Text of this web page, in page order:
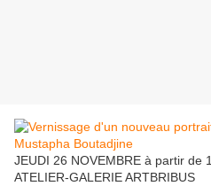
JEUDI 26 NOVEMBRE à partir de
ATELIER-GALERIE ARTBRIBUS